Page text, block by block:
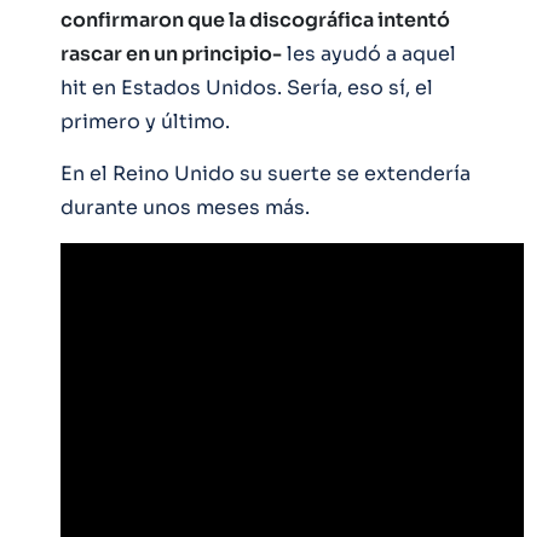
confirmaron que la discográfica intentó
rascar en un principio-les ayudó a aquel
hit en Estados Unidos. Sería, eso sí, el
primero y último.
En el Reino Unido su suerte se extendería
durante unos meses más.